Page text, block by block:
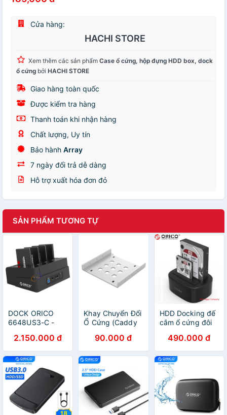
Cửa hàng:
HACHI STORE
Xem thêm các sản phẩm Case ổ cứng, hộp đựng HDD box, dock
ổ cứng bởi HACHI STORE
Giao hàng toàn quốc
Được kiểm tra hàng
Thanh toán khi nhận hàng
Chất lượng, Uy tín
Bảo hành Array
7 ngày đổi trả dễ dàng
Hỗ trợ xuất hóa đơn đỏ
SẢN PHẨM TƯƠNG TỰ
DOCK ORICO
6648US3-C -
2.150.000 đ
Khay Chuyển Đổi
Ổ Cứng (Caddy
AC325-1S-V1-
SV-BP Từ 2.5"
sang 3.5"
(Caddy Tray
Adapter) - Hàng
Chính Hãng
90.000 đ
HDD Docking đế
cắm ổ cứng đôi
USB 3.0 ( 2 khe
cắm ) dùng cho
HDD 2.5'', 3.5''
và SSD 2.5 inch
490.000 đ